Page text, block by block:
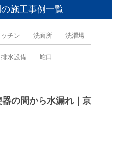
施工事例一覧
チン 洗面所 洗濯場
排水設備 蛇口
の間から水漏れ｜京